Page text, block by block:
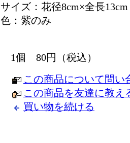
サイズ：花径8cm×全長13cm
色：紫のみ
1個 80円（税込）
この商品について問い
この商品を友達に教え
買い物を続ける